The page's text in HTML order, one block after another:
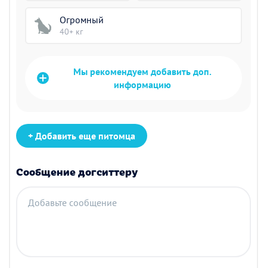
Огромный
40+ кг
Мы рекомендуем добавить доп.
информацию
+ Добавить еще питомца
Сообщение догситтеру
Добавьте сообщение